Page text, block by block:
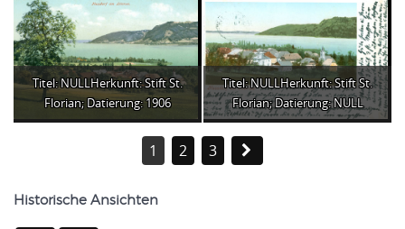
Titel: NULLHerkunft: Stift St.
Florian; Datierung: 1906
Titel: NULLHerkunft: Stift St.
Florian; Datierung: NULL
1 2 3
Historische Ansichten